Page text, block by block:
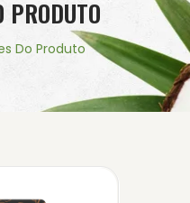
PRODUTO
Do Produto